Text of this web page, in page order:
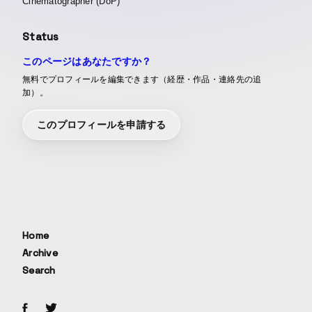
Status
このページはあなたですか？
無料でプロフィールを編集できます（経歴・作品・連絡先の追
加）。
このプロフィールを申請する
Home
Archive
Search